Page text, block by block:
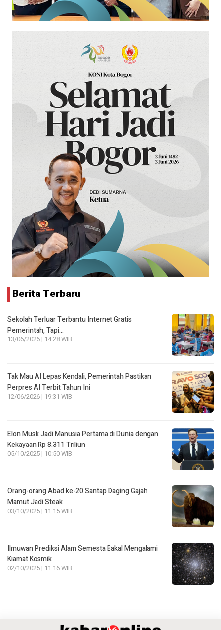
Berita Terbaru
Sekolah Terluar Terbantu Internet Gratis
Pemerintah, Tapi…
13/06/2026 | 14:28 WIB
Tak Mau AI Lepas Kendali, Pemerintah Pastikan
Perpres AI Terbit Tahun Ini
12/06/2026 | 19:31 WIB
Elon Musk Jadi Manusia Pertama di Dunia dengan
Kekayaan Rp 8.311 Triliun
05/10/2025 | 10:50 WIB
Orang-orang Abad ke-20 Santap Daging Gajah
Mamut Jadi Steak
03/10/2025 | 11:15 WIB
Ilmuwan Prediksi Alam Semesta Bakal Mengalami
Kiamat Kosmik
02/10/2025 | 11:16 WIB